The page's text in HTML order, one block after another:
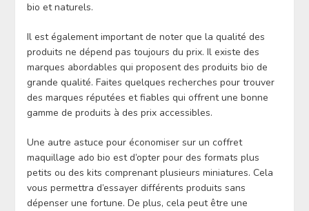
bio et naturels.
Il est également important de noter que la qualité des
produits ne dépend pas toujours du prix. Il existe des
marques abordables qui proposent des produits bio de
grande qualité. Faites quelques recherches pour trouver
des marques réputées et fiables qui offrent une bonne
gamme de produits à des prix accessibles.
Une autre astuce pour économiser sur un coffret
maquillage ado bio est d’opter pour des formats plus
petits ou des kits comprenant plusieurs miniatures. Cela
vous permettra d’essayer différents produits sans
dépenser une fortune. De plus, cela peut être une